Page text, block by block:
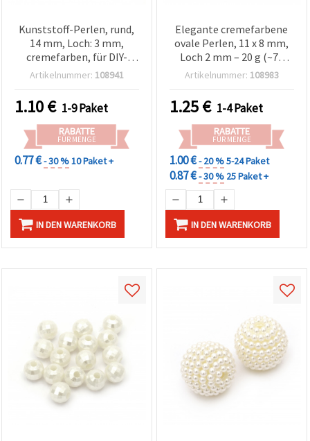
Kunststoff-Perlen, rund,
14 mm, Loch: 3 mm,
cremefarben, für DIY-
Schmuckherstellung - 50
Artikelnummer: 108941
1.10€ 1-9 Paket
RABATTE
FÜR MENGE
0.77 €- 30 %10 Paket +
IN DEN WARENKORB
Elegante cremefarbene
ovale Perlen, 11 x 8 mm,
Loch 2 mm – 20 g (~70
Stk.), perfekt für
DIY-Basteln
Artikelnummer: 108983
1.25€ 1-4 Paket
RABATTE
FÜR MENGE
1.00 €- 20 %5-24 Paket
0.87 €- 30 % 25 Paket +
IN DEN WARENKORB